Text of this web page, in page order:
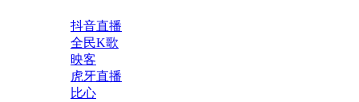
抖音直播
全民K歌
映客
虎牙直播
比心